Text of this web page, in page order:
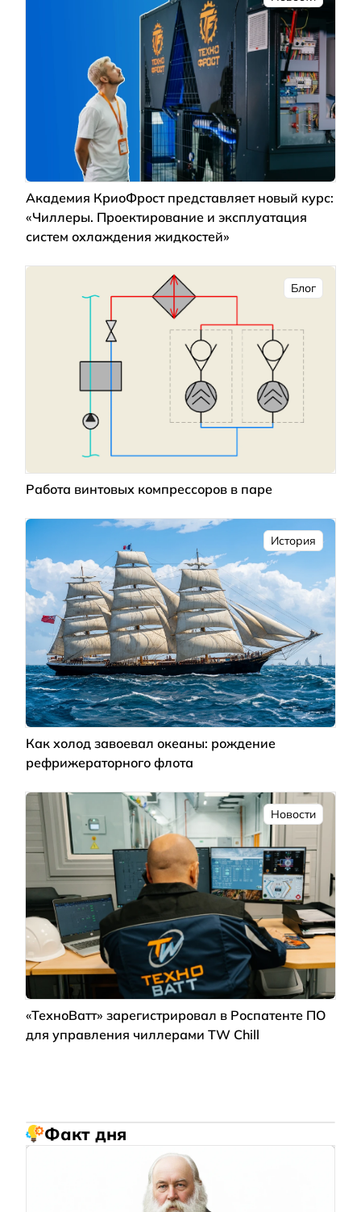
Академия КриоФрост представляет новый курс:
«Чиллеры. Проектирование и эксплуатация
систем охлаждения жидкостей»
Блог
Работа винтовых компрессоров в паре
История
Как холод завоевал океаны: рождение
рефрижераторного флота
Новости
«ТехноВатт» зарегистрировал в Роспатенте ПО
для управления чиллерами TW Chill
Факт дня